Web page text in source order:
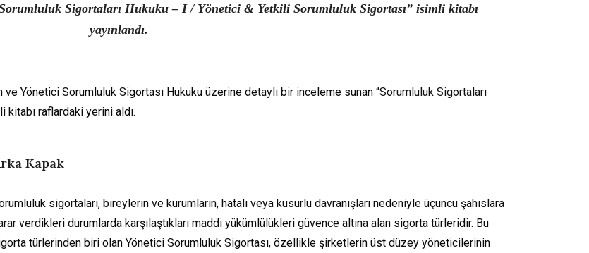
Sigortaları Hukuku – I / Yönetici & Yetkili Sorumluluk Sigortası” isimli kitabı
yayınlandı.
ve Yönetici Sorumluluk Sigortası Hukuku üzerine detaylı bir inceleme sunan “Sorumluluk Sigortaları
kitabı raflardaki yerini aldı.
Kapak
sigortaları, bireylerin ve kurumların, hatalı veya kusurlu davranışları nedeniyle üçüncü şahıslara
verdikleri durumlarda karşılaştıkları maddi yükümlülükleri güvence altına alan sigorta türleridir. Bu
türlerinden biri olan Yönetici Sorumluluk Sigortası, özellikle şirketlerin üst düzey yöneticilerinin